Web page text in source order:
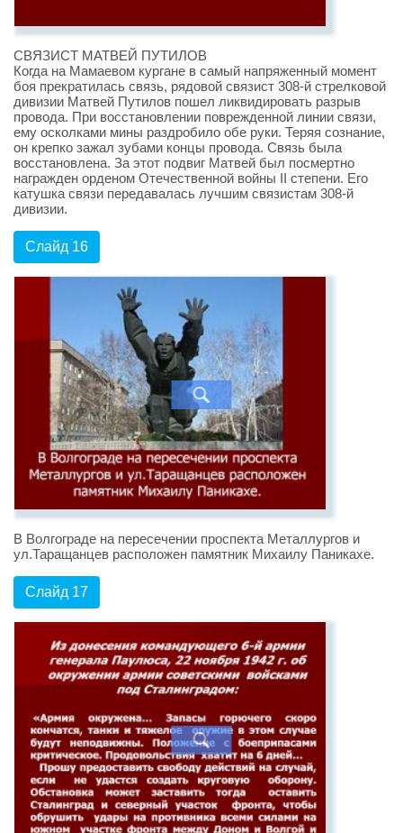
СВЯЗИСТ МАТВЕЙ ПУТИЛОВ
Когда на Мамаевом кургане в самый напряженный момент
боя прекратилась связь, рядовой связист 308-й стрелковой
дивизии Матвей Путилов пошел ликвидировать разрыв
провода. При восстановлении поврежденной линии связи,
ему осколками мины раздробило обе руки. Теряя сознание,
он крепко зажал зубами концы провода. Связь была
восстановлена. За этот подвиг Матвей был посмертно
награжден орденом Отечественной войны II степени. Его
катушка связи передавалась лучшим связистам 308-й
дивизии.
Слайд 16
В Волгограде на пересечении проспекта Металлургов и
ул.Таращанцев расположен памятник Михаилу Паникахе.
Слайд 17